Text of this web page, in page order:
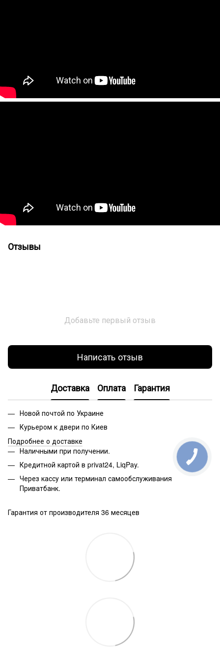
Отзывы
Добавьте первый отзыв
Написать отзыв
Доставка Оплата Гарантия
Новой почтой по Украине
Курьером к двери по Киев
Подробнее о доставке
Наличными при получении.
Кредитной картой в privat24, LiqPay.
Через кассу или терминал самообслуживания
Приватбанк.
Гарантия от производителя 36 месяцев